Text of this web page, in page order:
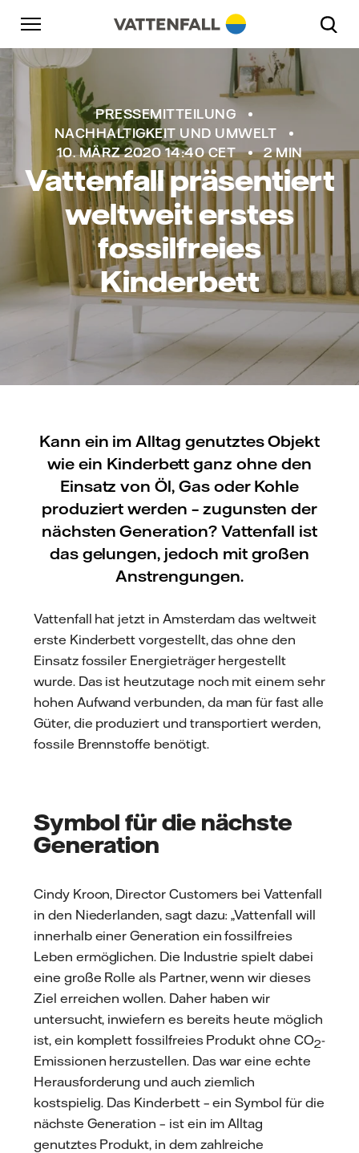
Überspringen
Zurück zur Hauptnavigation
Gehe zur Fußzeile
PRESSEMITTEILUNG
NACHHALTIGKEIT UND UMWELT
10. MÄRZ 2020 14:40 CET
2 MIN
Vattenfall präsentiert
weltweit erstes
fossilfreies
Kinderbett
Kann ein im Alltag genutztes Objekt
wie ein Kinderbett ganz ohne den
Einsatz von Öl, Gas oder Kohle
produziert werden – zugunsten der
nächsten Generation? Vattenfall ist
das gelungen, jedoch mit großen
Anstrengungen.
Vattenfall hat jetzt in Amsterdam das weltweit
erste Kinderbett vorgestellt, das ohne den
Einsatz fossiler Energieträger hergestellt
wurde. Das ist heutzutage noch mit einem sehr
hohen Aufwand verbunden, da man für fast alle
Güter, die produziert und transportiert werden,
fossile Brennstoffe benötigt.
Symbol für die nächste
Generation
Cindy Kroon, Director Customers bei Vattenfall
in den Niederlanden, sagt dazu: „Vattenfall will
innerhalb einer Generation ein fossilfreies
Leben ermöglichen. Die Industrie spielt dabei
eine große Rolle als Partner, wenn wir dieses
Ziel erreichen wollen. Daher haben wir
untersucht, inwiefern es bereits heute möglich
ist, ein komplett fossilfreies Produkt ohne CO2-
Emissionen herzustellen. Das war eine echte
Herausforderung und auch ziemlich
kostspielig. Das Kinderbett – ein Symbol für die
nächste Generation – ist ein im Alltag
genutztes Produkt, in dem zahlreiche
Zurück zur Hauptnavigation